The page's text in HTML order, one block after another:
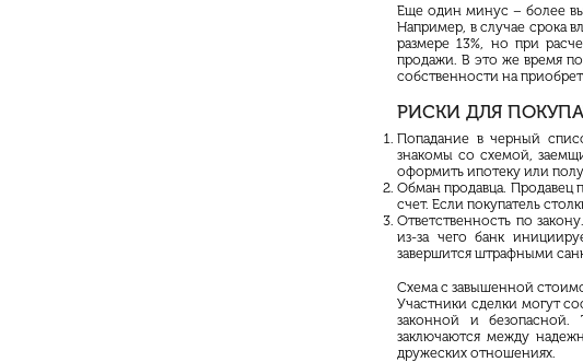
Еще один минус – более
Например, в случае срока
размере 13%, но при
продажи. В это же время
собственности на
РИСКИ ДЛЯ
Попадание в черный
знакомы со схемой,
оформить ипотеку или
Обман продавца. Продавец
счет. Если покупатель
Ответственность по
из-за чего банк
завершится штрафными
Схема с завышенной
Участники сделки могут
законной и
заключаются между
дружеских отношениях.